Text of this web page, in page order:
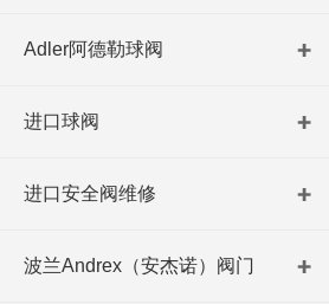
Adler阿德勒球阀
进口球阀
进口安全阀维修
波兰Andrex（安杰诺）阀门